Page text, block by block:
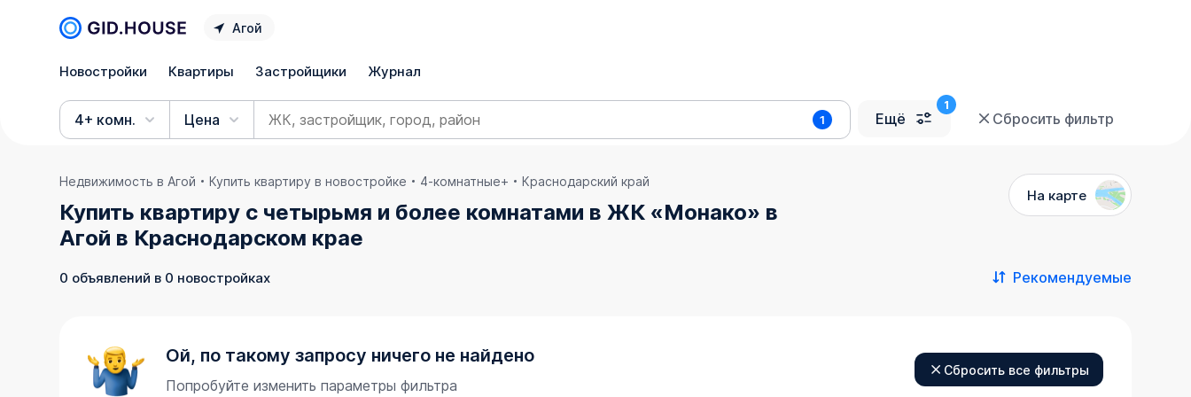
Агой
Новостройки Квартиры Застройщики Журнал
4+ комн. Цена 1 Ещё Сбросить фильтр
Недвижимость в Агой Купить квартиру в новостройке 4-комнатные+ Краснодарский край
Купить квартиру с четырьмя и более комнатами в ЖК «Монако» в
Агой в Краснодарском крае
На карте
0 объявлений в 0 новостройках Рекомендуемые
Ой, по такому запросу ничего не найдено
Попробуйте изменить параметры фильтра
Сбросить все фильтры